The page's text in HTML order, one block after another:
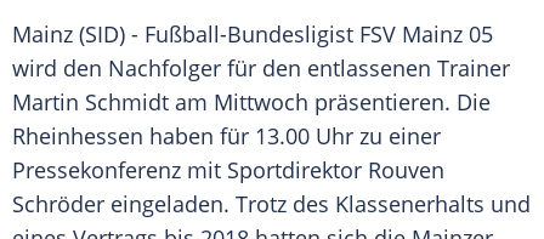
Mainz (SID) - Fußball-Bundesligist FSV Mainz 05
wird den Nachfolger für den entlassenen Trainer
Martin Schmidt am Mittwoch präsentieren. Die
Rheinhessen haben für 13.00 Uhr zu einer
Pressekonferenz mit Sportdirektor Rouven
Schröder eingeladen. Trotz des Klassenerhalts und